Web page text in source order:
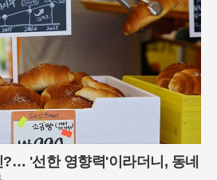
'선한 영향력'이라더니, 동네